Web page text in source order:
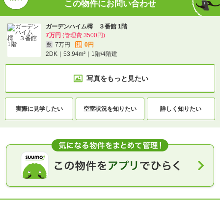
この物件にお問い合わせ
ガーデンハイム樗 ３番館 1階
7万円 (管理費 3500円)
敷 7万円 礼
0円
2DK｜53.94m²｜1階/4階建
写真をもっと見たい
実際に見学したい 空室状況を知りたい 詳しく知りたい